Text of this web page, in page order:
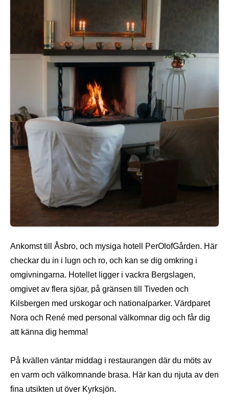
Ankomst till Åsbro, och mysiga hotell PerOlofGården. Här
checkar du in i lugn och ro, och kan se dig omkring i
omgivningarna. Hotellet ligger i vackra Bergslagen,
omgivet av flera sjöar, på gränsen till Tiveden och
Kilsbergen med urskogar och nationalparker. Värdparet
Nora och René med personal välkomnar dig och får dig
att känna dig hemma!
På kvällen väntar middag i restaurangen där du möts av
en varm och välkomnande brasa. Här kan du njuta av den
fina utsikten ut över Kyrksjön.